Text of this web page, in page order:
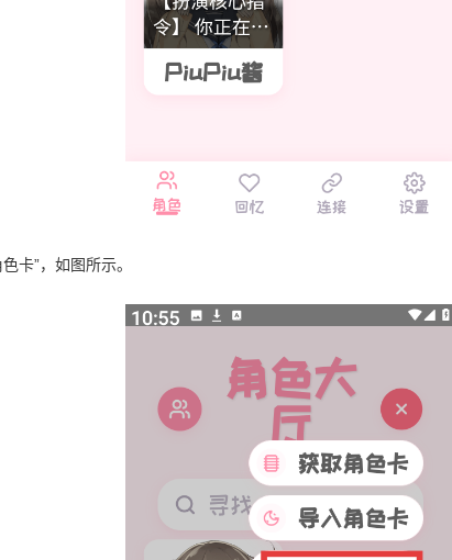
卡”，如图所示。